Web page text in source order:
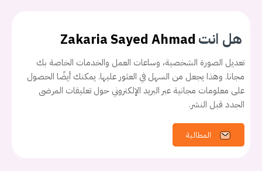
هل انت Zakaria Sayed Ahmad
تعديل الصورة الشخصية، وساعات العمل والخدمات الخاصة بك
مجانا. وهذا يجعل من السهل في العثور عليها. يمكنك أيضًا الحصول
على معلومات مجانية عبر البريد الإلكتروني حول تعليقات المرضى
الجدد قبل النشر.
المطالبة